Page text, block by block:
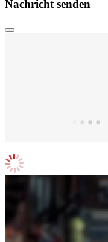
Nachricht senden